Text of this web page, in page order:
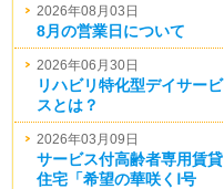
2026年08月03日
8月の営業日について
2026年06月30日
リハビリ特化型デイサービ
スとは？
2026年03月09日
サービス付高齢者専用賃貸
住宅「希望の華咲くⅠ号